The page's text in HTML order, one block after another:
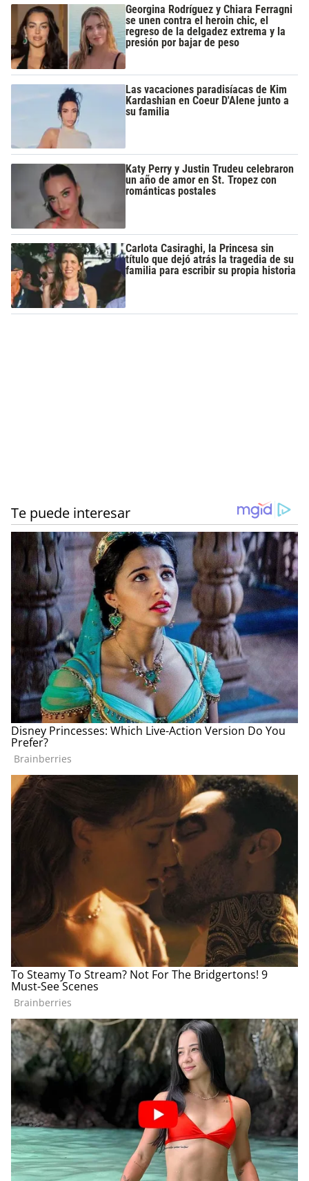
Georgina Rodríguez y Chiara Ferragni
se unen contra el heroin chic, el
regreso de la delgadez extrema y la
presión por bajar de peso
Las vacaciones paradisíacas de Kim
Kardashian en Coeur D'Alene junto a
su familia
Katy Perry y Justin Trudeu celebraron
un año de amor en St. Tropez con
románticas postales
Carlota Casiraghi, la Princesa sin
título que dejó atrás la tragedia de su
familia para escribir su propia historia